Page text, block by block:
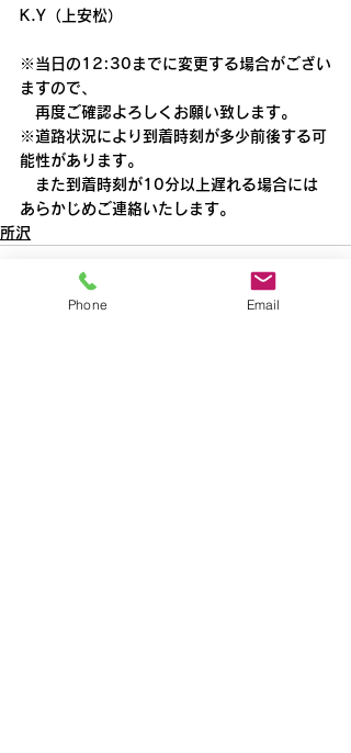
K.Y（上安松）
※当日の12:30までに変更する場合がござい
ますので、
再度ご確認よろしくお願い致します。
※道路状況により到着時刻が多少前後する可
能性があります。
また到着時刻が10分以上遅れる場合には
あらかじめご連絡いたします。
所沢
Phone Email